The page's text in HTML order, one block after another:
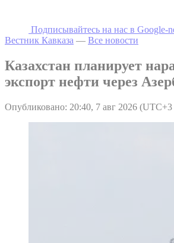
Подписывайтесь на наc в Google-
Вестник Кавказа — Все новости
Казахстан планирует
экспорт нефти через
Опубликовано: 20:40, 7 авг 2026